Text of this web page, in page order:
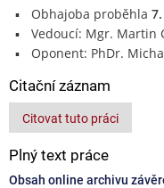
Obhajoba proběhla
Vedoucí: Mgr. Martin
Oponent: PhDr.
Citační záznam
Citovat tuto práci
Plný text práce
Obsah online archivu